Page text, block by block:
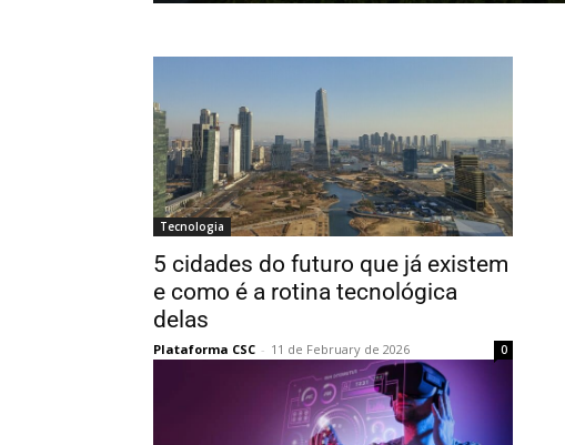
Tecnologia
5 cidades do futuro que já existem
e como é a rotina tecnológica
delas
Plataforma CSC - 11 de February de 2026 0